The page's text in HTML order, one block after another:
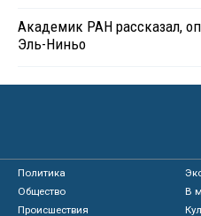
Академик РАН рассказал,
Эль-Ниньо
Политика
Общество
В
Происшествия